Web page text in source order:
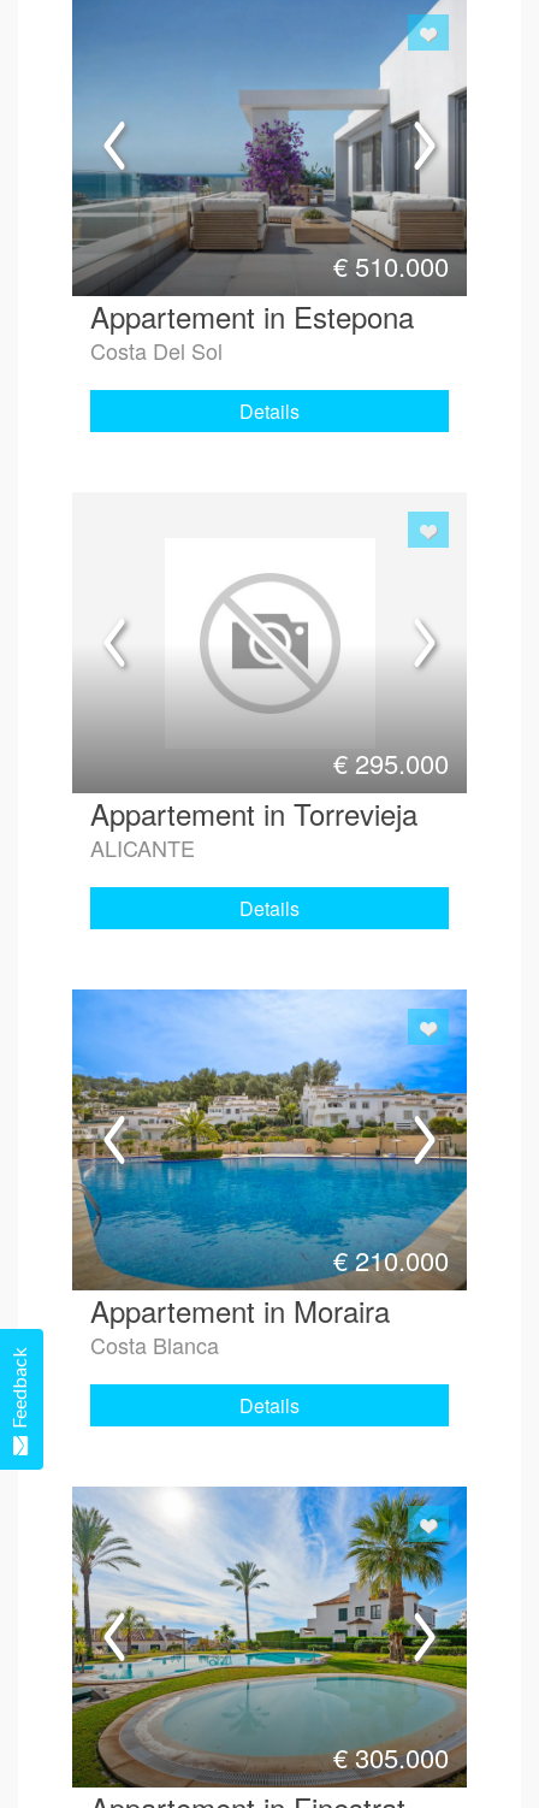
€510.000
Appartement in Estepona
Costa Del Sol
Details
€ 295.000
Appartement in Torrevieja
ALICANTE
Details
€210.000
Appartement in Moraira
Costa Blanca
Details
€305.000
Feedback